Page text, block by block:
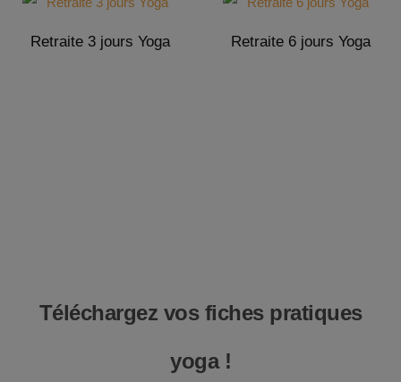
Retraite 3 jours Yoga Retraite 6 jours Yoga
Téléchargez vos fiches pratiques
yoga !